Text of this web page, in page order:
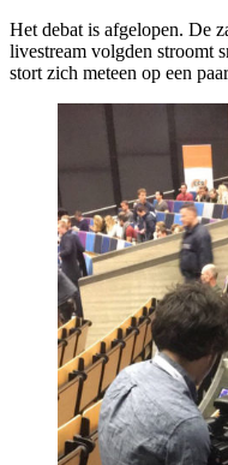
Het debat is afgelopen. De
livestream volgden stroomt
stort zich meteen op een